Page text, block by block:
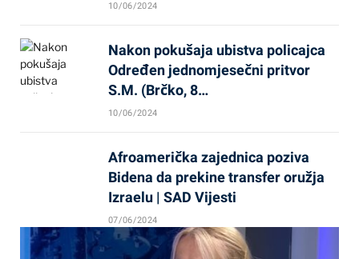
10/06/2024
Nakon pokušaja ubistva policajca
Određen jednomjesečni pritvor
S.M. (Brčko, 8…
10/06/2024
Afroamerička zajednica poziva
Bidena da prekine transfer oružja
Izraelu | SAD Vijesti
07/06/2024